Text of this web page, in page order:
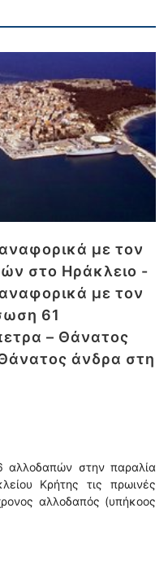
με τον
στo Ηράκλειο -
με τον
61
– Θάνατος
άνδρα στη
αλλοδαπών στην παραλία
Κρήτης τις πρωινές
αλλοδαπός (υπήκοος